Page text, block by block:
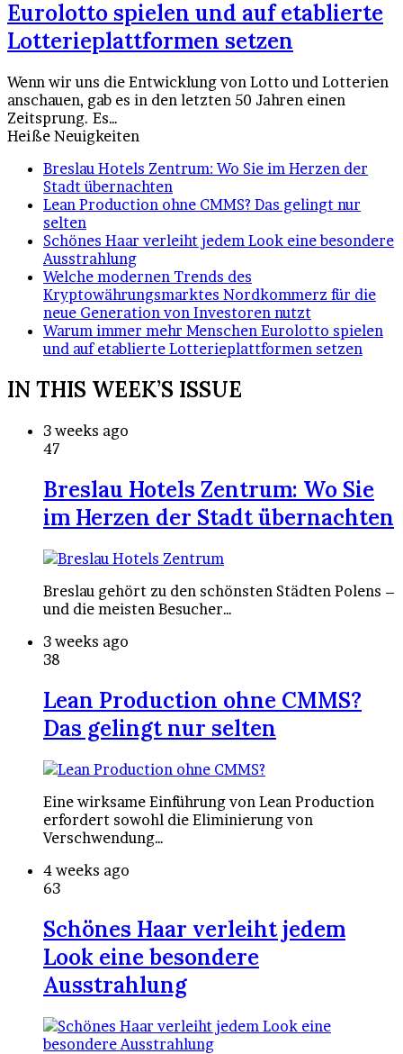
Eurolotto spielen und auf etablierte
Lotterieplattformen setzen
Wenn wir uns die Entwicklung von Lotto und Lotterien
anschauen, gab es in den letzten 50 Jahren einen
Zeitsprung. Es…
Heiße Neuigkeiten
Breslau Hotels Zentrum: Wo Sie im Herzen der
Stadt übernachten
Lean Production ohne CMMS? Das gelingt nur
selten
Schönes Haar verleiht jedem Look eine besondere
Ausstrahlung
Welche modernen Trends des
Kryptowährungsmarktes Nordkommerz für die
neue Generation von Investoren nutzt
Warum immer mehr Menschen Eurolotto spielen
und auf etablierte Lotterieplattformen setzen
IN THIS WEEK’S ISSUE
3 weeks ago
47
Breslau Hotels Zentrum: Wo Sie
im Herzen der Stadt übernachten
Breslau gehört zu den schönsten Städten Polens –
und die meisten Besucher…
3 weeks ago
38
Lean Production ohne CMMS?
Das gelingt nur selten
Eine wirksame Einführung von Lean Production
erfordert sowohl die Eliminierung von
Verschwendung…
4 weeks ago
63
Schönes Haar verleiht jedem
Look eine besondere
Ausstrahlung